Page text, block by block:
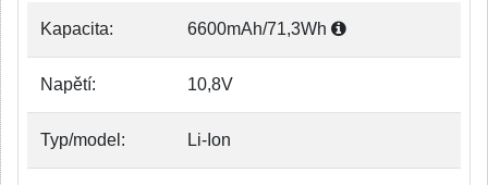
Kapacita: 6600mAh/71,3Wh
Napětí: 10,8V
Typ/model: Li-Ion